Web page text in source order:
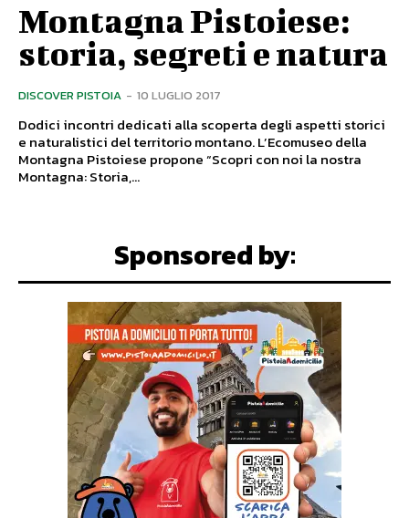
Montagna Pistoiese:
storia, segreti e natura
DISCOVER PISTOIA - 10 LUGLIO 2017
Dodici incontri dedicati alla scoperta degli aspetti storici
e naturalistici del territorio montano. L’Ecomuseo della
Montagna Pistoiese propone “Scopri con noi la nostra
Montagna: Storia,...
Sponsored by: